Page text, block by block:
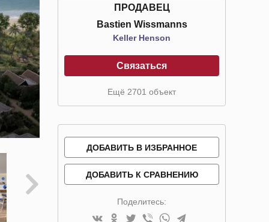
ПРОДАВЕЦ
Bastien Wissmanns
Keller Henson
Связаться
Ещё 2701 объект
ДОБАВИТЬ В ИЗБРАННОЕ
ДОБАВИТЬ К СРАВНЕНИЮ
Поделитесь: